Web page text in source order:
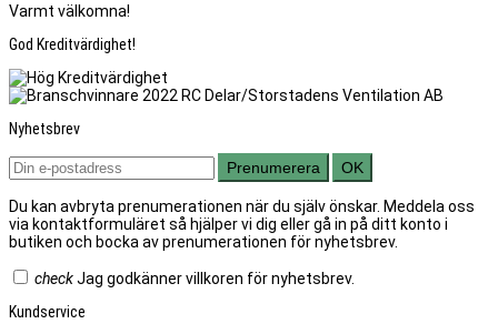
Varmt välkomna!
God Kreditvärdighet!
Nyhetsbrev
Prenumerera OK
Du kan avbryta prenumerationen när du själv önskar. Meddela oss
via kontaktformuläret så hjälper vi dig eller gå in på ditt konto i
butiken och bocka av prenumerationen för nyhetsbrev.
checkJag godkänner villkoren för nyhetsbrev.
Kundservice